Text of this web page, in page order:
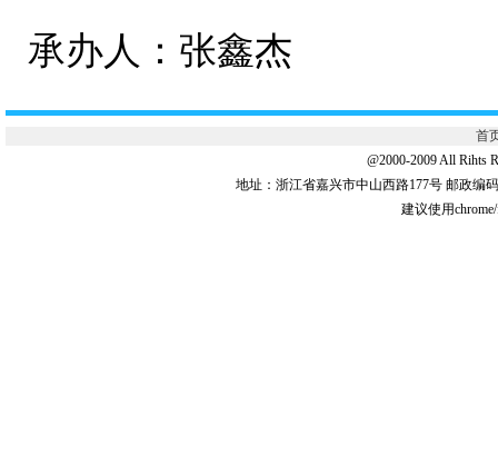
承办人：张鑫杰
首
@2000-2009 All Rihts
地址：浙江省嘉兴市中山西路177号 邮政编
建议使用